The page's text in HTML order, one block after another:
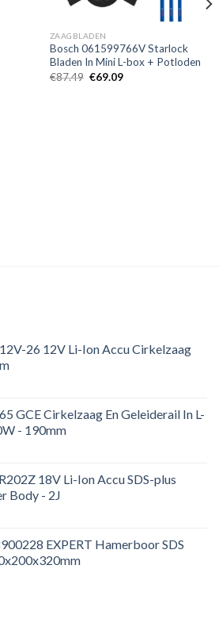
ZAAGBLADEN
Bosch 061599766V Starlock
Bladen In Mini L-box + Potloden
€87.49 Oorspronkelijke
€69.09Huidige
26 12V Li-Ion Accu Cirkelzaag
GCE Cirkelzaag En Geleiderail In L-
- 190mm
18V Li-Ion Accu SDS-plus
Body - 2J
EXPERT Hamerboor SDS